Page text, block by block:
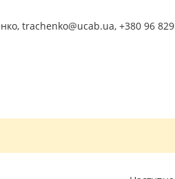
trachenko@ucab.ua, +380 96